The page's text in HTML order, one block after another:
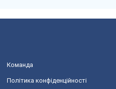
Команда
Політика конфіденційності